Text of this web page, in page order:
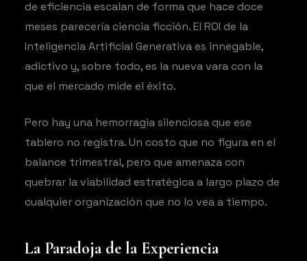
de eficiencia escalan de forma que hace doce
meses parecería ciencia ficción. El ROI de la
Inteligencia Artificial Generativa es innegable,
adictivo y, sobre todo, es la nueva vara con la
que el mercado mide el éxito.
Pero hay una hemorragia silenciosa que ese
tablero no registra. Un costo que no figura en el
balance trimestral, pero que amenaza con
quebrar la viabilidad estratégica a largo plazo de
cualquier organización que no lo vea a tiempo.
La Paradoja de la Experiencia